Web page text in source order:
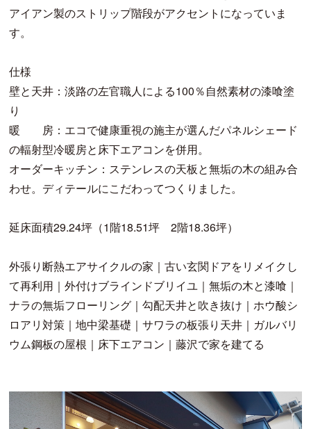
アイアン製のストリップ階段がアクセントになっていま
す。
仕様
壁と天井：淡路の左官職人による100％自然素材の漆喰塗
り
暖 房：エコで健康重視の施主が選んだパネルシェード
の輻射型冷暖房と床下エアコンを併用。
オーダーキッチン：ステンレスの天板と無垢の木の組み合
わせ。ディテールにこだわってつくりました。
延床面積29.24坪（1階18.51坪 2階18.36坪）
外張り断熱エアサイクルの家｜古い玄関ドアをリメイクし
て再利用｜外付けブラインドブリイユ｜無垢の木と漆喰｜
ナラの無垢フローリング｜勾配天井と吹き抜け｜ホウ酸シ
ロアリ対策｜地中梁基礎｜サワラの板張り天井｜ガルバリ
ウム鋼板の屋根｜床下エアコン｜藤沢で家を建てる